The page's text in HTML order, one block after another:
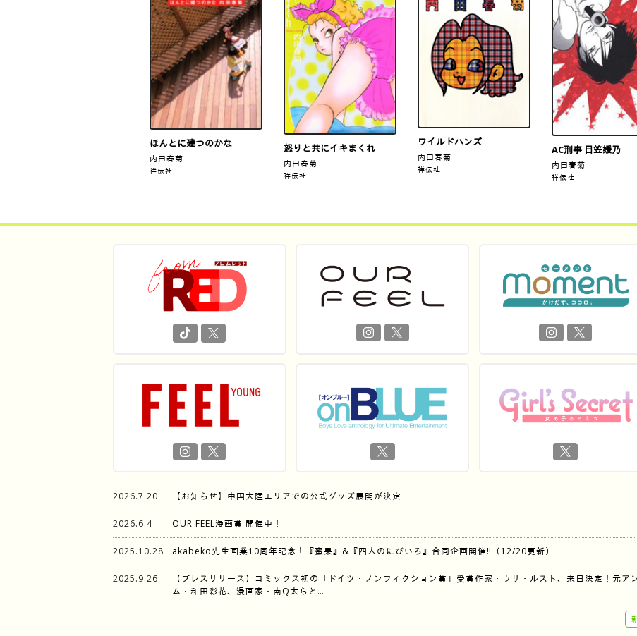
ほんとに建つのかな
内田春菊
祥伝社
怒りと共にイキまくれ
内田春菊
祥伝社
ワイルドハンズ
内田春菊
祥伝社
AC刑事 日笠媛乃
内田春菊
祥伝社
2026.7.20 【お知らせ】中国大陸エリアでの公式グッズ展開が決定
2026.6.4 OUR FEEL漫画賞 開催中！
2025.10.28 akabeko先生画業10周年記念！『蜜果』&『四人のにびいろ』合同企画開催‼︎（12/20更新）
2025.9.26
【プレスリリース】コミックス初の「ドイツ・ノンフィクション賞」受賞作家・ウリ・ルスト、来日決定！元ア
ム・和田彩花、漫画家・南Q太らと…